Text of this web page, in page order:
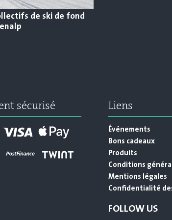
de ski de fond
sécurisé Liens
Événements
Bons cadeaux
Produits
Conditions
Mentions légales
Confidentialité
FOLLOW US